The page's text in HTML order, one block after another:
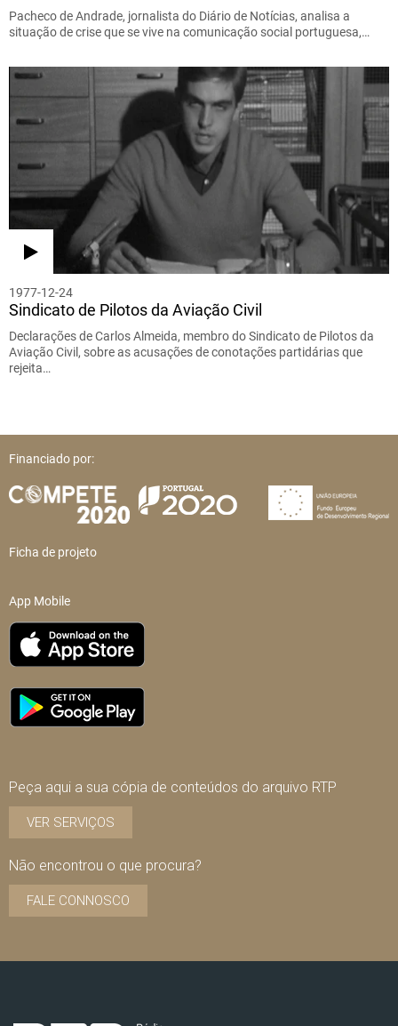
Pacheco de Andrade, jornalista do Diário de Notícias, analisa a
situação de crise que se vive na comunicação social portuguesa,…
1977-12-24
Sindicato de Pilotos da Aviação Civil
Declarações de Carlos Almeida, membro do Sindicato de Pilotos da
Aviação Civil, sobre as acusações de conotações partidárias que
rejeita…
Financiado por:
Ficha de projeto
App Mobile
Peça aqui a sua cópia de conteúdos do arquivo RTP
VER SERVIÇOS
Não encontrou o que procura?
FALE CONNOSCO